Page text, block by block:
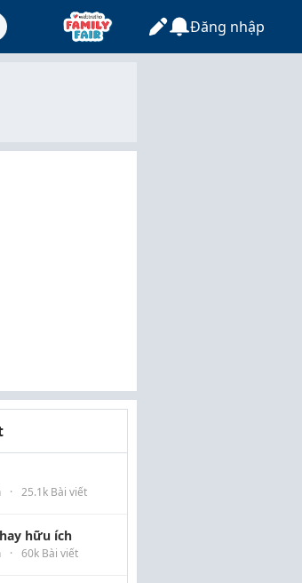
Đăng nhập
· 25.1k Bài viết
hữu ích
· 60k Bài viết